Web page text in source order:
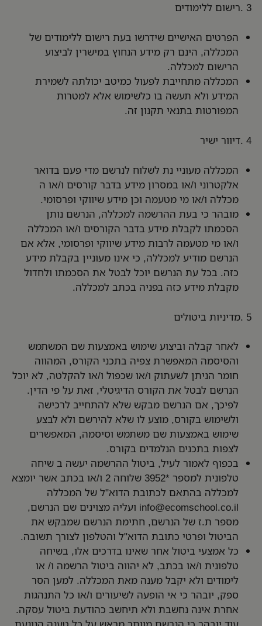
3 .רישום ללימודים
הפרטים האישיים שידרשו בעת רישום ללימודים של
המכללה, הינם רק מידע הנחוץ במישרין לביצוע
הרישום למכללה.
המכללה מתחייבת לפעול כמיטב יכולתה לשמירת
המידע ולא תעשה בו כלשימוש אלא למטרות
המפורטות בתנאי תקנון זה.
4 .דיוור ישיר
המכללה מעוניי נת לשלוח לנרשם מדי פעם בדואר
אלקטרוני ו/או במסרון מידע בדבר קורסים ו/או ה
מכללה ו/או מי מטעמה וכן מידע שיווקי ופרסומי.
מובהר כי בעת ההרשמה למכללה, הנרשם נותן
הסכמתו לקבלת מידע בדבר הקורסים ו/או המכללה
ו/או מי מטעמה לרבות מידע שיווקי ופרסומי, אלא אם
הנרשם מודיע למכללה, כי אינו מעוניין בקבלת מידע
כזה. בכל עת הנרשם יוכל לבטל את הסכמתו ולחדול
מקבלת מידע כזה בפניה בכתב למכללה.
5 .מדיניות ביטולים
לאחר קבלה וביצוע שימוש באמצעות שם המשתמש
והסיסמה המאפשרת צפיה בתכני הקורס, המהווה
חומר הניתן לשעתוק ו/או שכפול ו/או להקלטה, לא יוכל
הנרשם לבטל את הקורס הדיגיטלי, זאת על פי הדין.
לפיכך, אם הנרשם מבקש שלא להתחייב לרכישה
ולשימוש בקורס, מוצע לו שלא להירשם ולא לבצע
שימוש באמצעות שם משתמש וסיסמה, המאפשרים
לצפות בתכנים הנלמדים בקורס.
בכפוף לאמור לעיל, ביטול ההרשמה יעשה ב שיחה
טלפונית למספר *3952 שלוחה 2 ו/או בכתב אשר יומצא
למכללה בהתאם לכתובת הדוא"ל של המכללה
info@ecomschool.co.il ועליה מצוינים שם הנרשם,
מספר ת.ז של הנרשם, חתימת הנרשם שמבקש את
הביטול ופרטי כתובת הדוא"ל והטלפון לצורך תשובה.
כל אמצעי ביטול אחר שאינו בדרכים אלו, בשיחה
טלפונית ו/או בכתב, לא יהווה ביטול הרשמה ו/ או
לימודים ולא יקבל מענה מאת המכללה. למען הסר
ספק, יובהר כי אי הופעה לשיעורים ו/או כל התנהגות
אחרת אינה נחשבת ולא תיחשב כהודעת ביטול עסקה.